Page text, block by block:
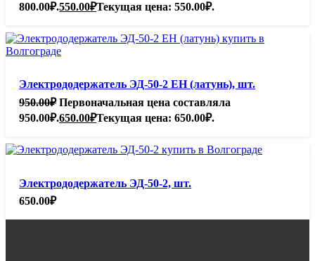
800.00₽.550.00₽Текущая цена: 550.00₽.
Электрододержатель ЭД-50-2 ЕН (латунь), шт.
950.00₽ Первоначальная цена составляла
950.00₽.650.00₽Текущая цена: 650.00₽.
Электрододержатель ЭД-50-2, шт.
650.00₽